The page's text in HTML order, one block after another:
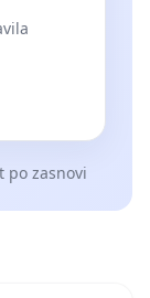
po zasnovi